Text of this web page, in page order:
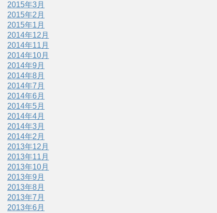
2015年3月
2015年2月
2015年1月
2014年12月
2014年11月
2014年10月
2014年9月
2014年8月
2014年7月
2014年6月
2014年5月
2014年4月
2014年3月
2014年2月
2013年12月
2013年11月
2013年10月
2013年9月
2013年8月
2013年7月
2013年6月